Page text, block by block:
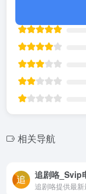
相关导航